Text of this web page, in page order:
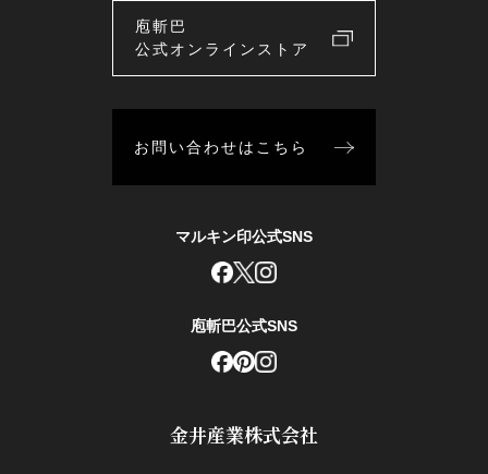
金井産業株式会社
庖斬巴
公式オンラインストア
お問い合わせはこちら
マルキン印公式SNS
庖斬巴公式SNS